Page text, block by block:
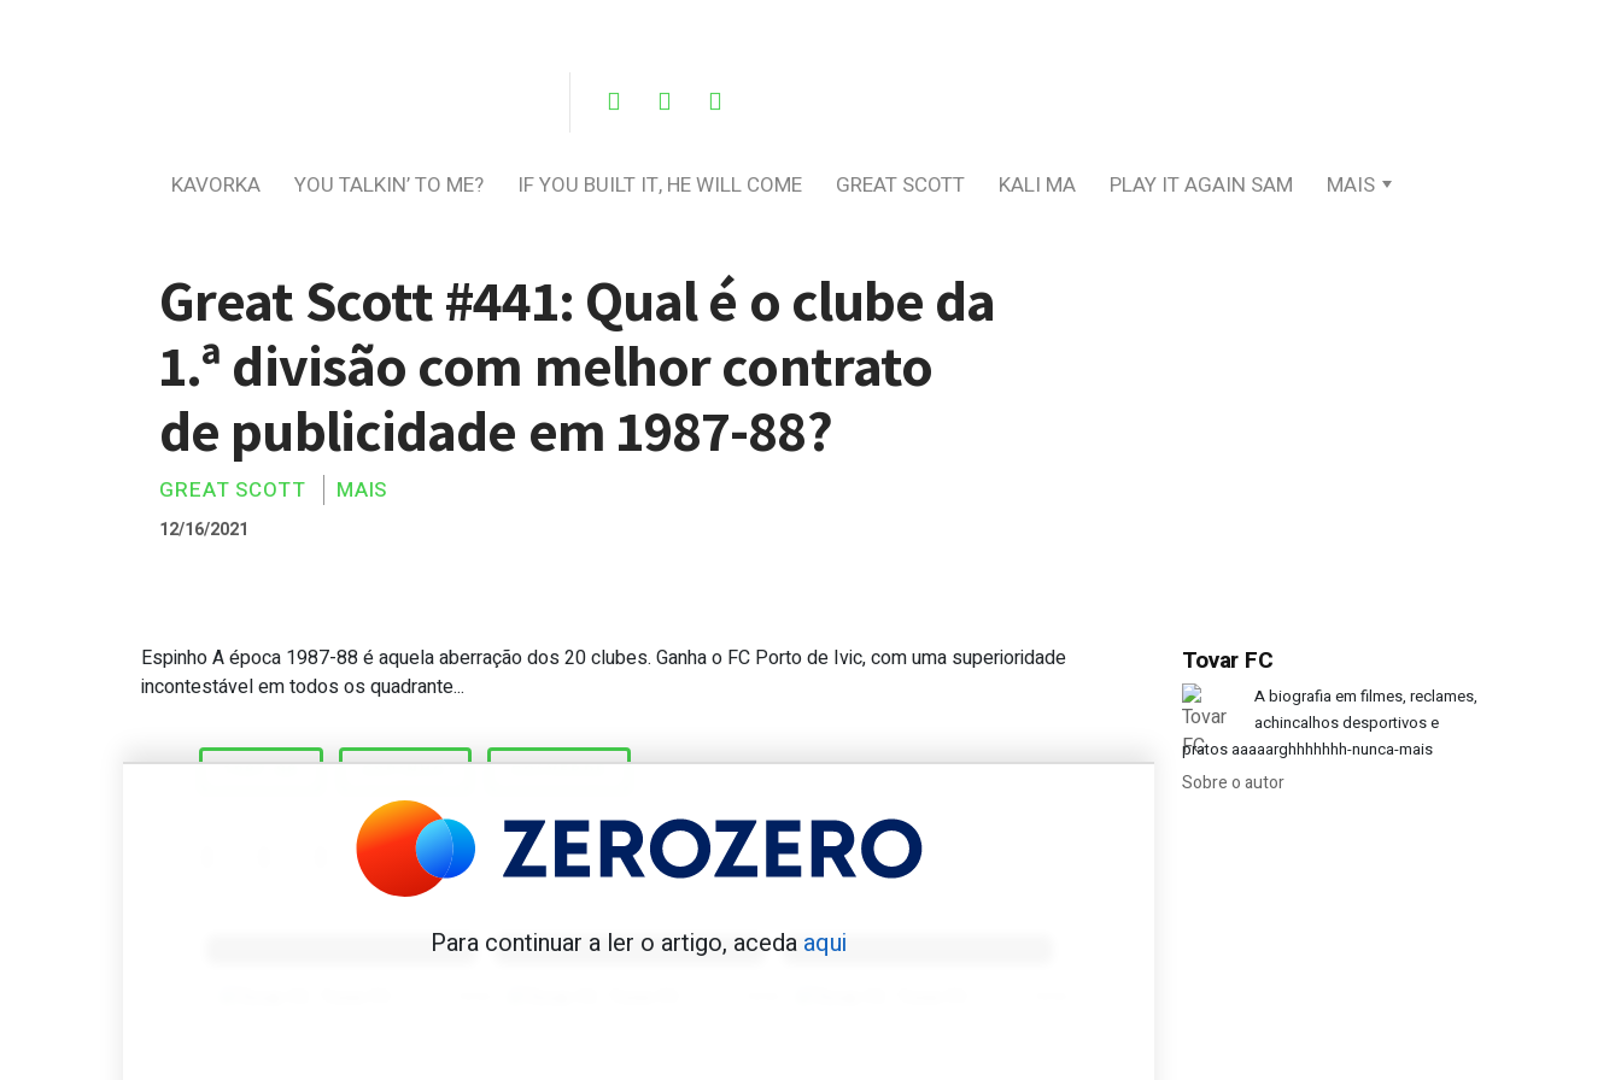
KAVORKA YOU TALKIN’ TO ME? IF YOU BUILT IT, HE WILL COME GREAT SCOTT KALI MA PLAY IT AGAIN SAM MAIS
Great Scott #441: Qual é o clube da
1.ª divisão com melhor contrato
de publicidade em 1987-88?
GREAT SCOTT MAIS
12/16/2021
Great Scott #441: Qual é o clube da 1.ª divisão com melhor contrato de publicidade em 1987-88?
Espinho A época 1987-88 é aquela aberração dos 20 clubes. Ganha o FC Porto de Ivic, com uma superioridade
incontestável em todos os quadrante...
1987-88 ESPINHO SOLVERDE
Para continuar a ler o artigo, aceda aqui
Tovar FC
A biografia em filmes, reclames,
achincalhos desportivos e
pratos aaaaarghhhhhhh-nunca-mais
Sobre o autor